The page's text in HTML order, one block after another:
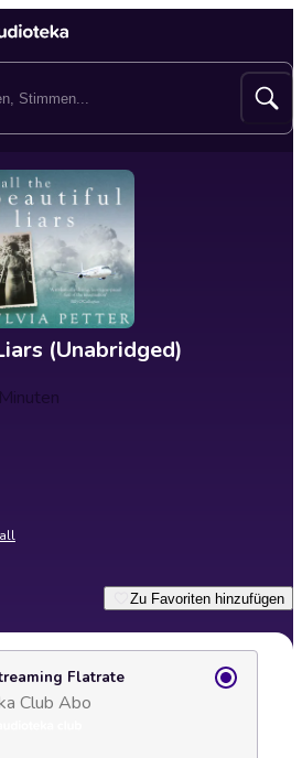
(Unabridged)
Zu Favoriten hinzufügen
Flatrate
Club Abo